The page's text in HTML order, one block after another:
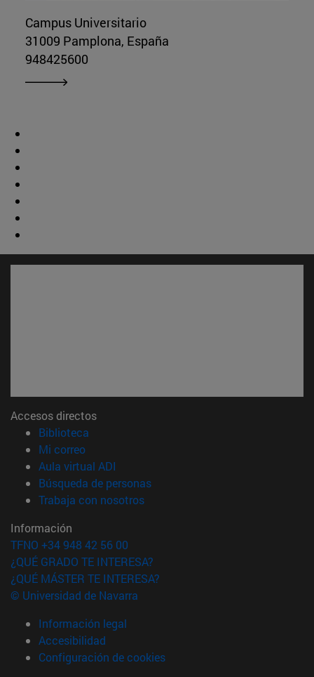
Campus Universitario
31009 Pamplona, España
948425600
Accesos directos
Biblioteca
Mi correo(abre en nueva ventana)
Aula virtual ADI
Búsqueda de personas(abre en nueva ventana)
Trabaja con nosotros(abre en nueva ventana)
Información
TFNO +34 948 42 56 00
¿QUÉ GRADO TE INTERESA?
¿QUÉ MÁSTER TE INTERESA?
© Universidad de Navarra
Información legal
Accesibilidad
Configuración de cookies